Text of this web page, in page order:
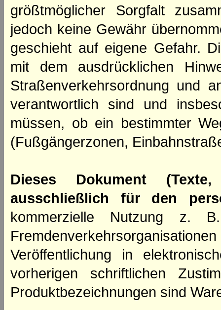
größtmöglicher Sorgfalt
jedoch keine Gewähr
geschieht auf eigene Gefahr.
mit dem ausdrücklichen
Straßenverkehrsordnung und
verantwortlich sind und
müssen, ob ein bestimmter
(Fußgängerzonen,
Dieses Dokument
ausschließlich für den
kommerzielle Nutzung z.
Veröffentlichung in
vorherigen schriftlichen
Produktbezeichnungen sind